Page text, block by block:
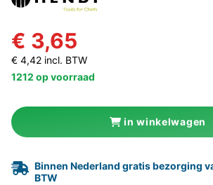
€ 3,65
€ 4,42 incl. BTW
1212 op voorraad
in winkelwagen
Binnen Nederland gratis bezorging
BTW